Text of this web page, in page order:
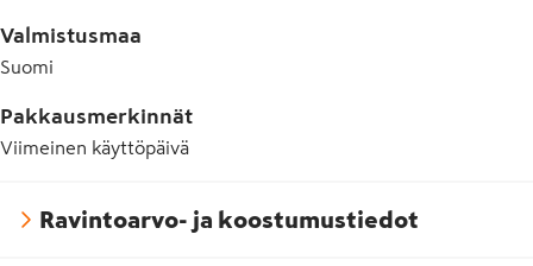
Valmistusmaa
Suomi
Pakkausmerkinnät
Viimeinen käyttöpäivä
Ravintoarvo- ja koostumustiedot